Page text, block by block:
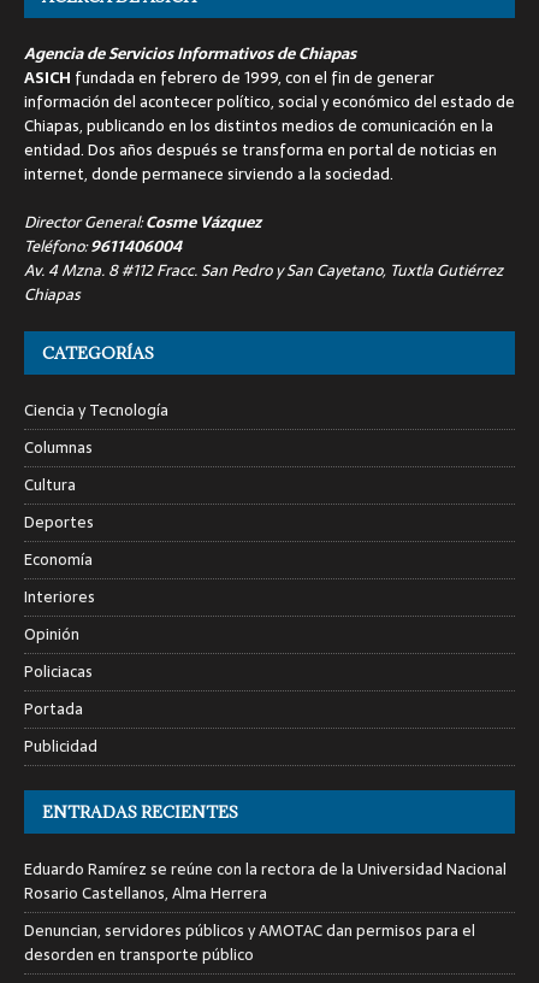
Agencia de Servicios Informativos de Chiapas
ASICH fundada en febrero de 1999, con el fin de generar
información del acontecer político, social y económico del estado de
Chiapas, publicando en los distintos medios de comunicación en la
entidad. Dos años después se transforma en portal de noticias en
internet, donde permanece sirviendo a la sociedad.
Director General:Cosme Vázquez
Teléfono:9611406004
Av. 4 Mzna. 8 #112 Fracc. San Pedro y San Cayetano, Tuxtla Gutiérrez
Chiapas
CATEGORÍAS
Ciencia y Tecnología
Columnas
Cultura
Deportes
Economía
Interiores
Opinión
Policiacas
Portada
Publicidad
ENTRADAS RECIENTES
Eduardo Ramírez se reúne con la rectora de la Universidad Nacional
Rosario Castellanos, Alma Herrera
Denuncian, servidores públicos y AMOTAC dan permisos para el
desorden en transporte público